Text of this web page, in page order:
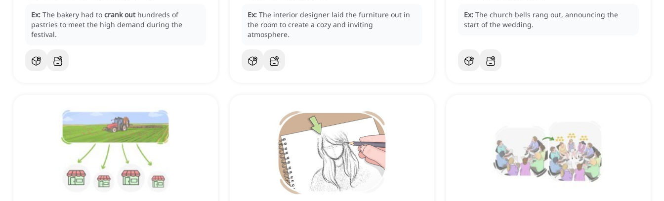
Ex: The bakery had to crank out hundreds of
pastries to meet the high demand during the
festival.
Ex: The interior designer laid the furniture out in
the room to create a cozy and inviting
atmosphere.
Ex: The church bells rang out, announcing the
start of the wedding.